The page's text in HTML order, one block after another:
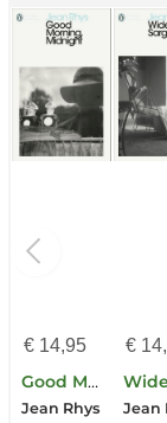
€14,95
Good Morning, Midnight
Jean Rhys
€
Jean